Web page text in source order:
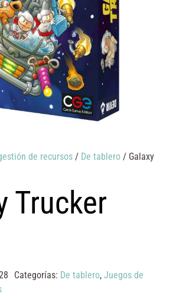
de recursos / De tablero / Galaxy
Trucker
Categorías: De tablero, Juegos de